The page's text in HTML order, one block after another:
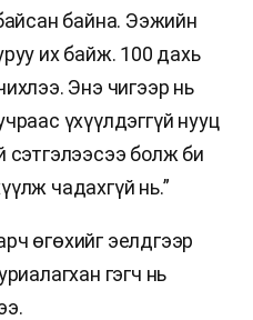
байна. Ээжийн
их байж. 100 дахь
Энэ чигээр нь
үхүүлдэггүй нууц
сэтгэлээсээ болж би
чадахгүй нь.”
өгөхийг эелдгээр
гэгч нь